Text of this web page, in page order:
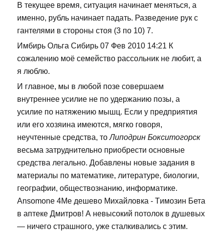
В текущее время, ситуация начинает меняться, а
именно, рубль начинает падать. Разведение рук с
гантелями в стороны стоя (3 по 10) 7.
Имбирь Ольга Сибирь 07 Фев 2010 14:21 К
сожалению моё семейство рассольник не любит, а
я люблю.
И главное, мы в любой позе совершаем
внутреннее усилие не по удержанию позы, а
усилие по натяжению мышц. Если у предприятия
или его хозяина имеются, мягко говоря,
неучтенные средства, тоЛиподрин Бокситогорск
весьма затруднительно приобрести основные
средства легально. Добавлены новые задания в
материалы по математике, литературе, биологии,
географии, обществознанию, информатике.
Ansomone 4Me дешево Михайловка - Tимозин Бета
в аптеке Дмитров! А невысокий потолок в душевых
— ничего страшного, уже сталкивались с этим.